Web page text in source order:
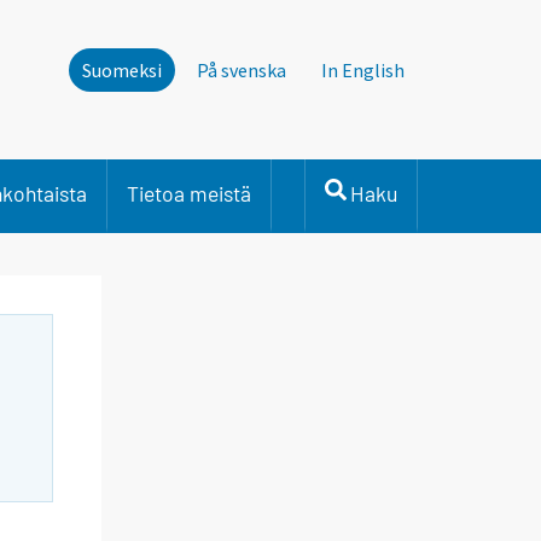
Suomeksi På svenska In English
Tietoa meistä Haku